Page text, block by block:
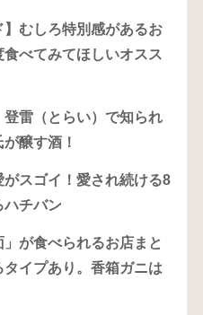
】むしろ特別感があるお
べてみてほしいオスス
登雷（とらい）で知られ
醸す酒！
スゴイ！愛され続ける8
ハチバン
が食べられるお店まと
イプあり。香箱ガニは